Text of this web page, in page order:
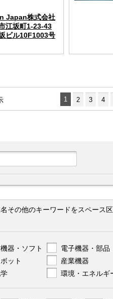
Japan株式会社
江坂町1-23-43
ビル10F1003号
1 2 3 4
その他のキーワードをスペース
器・ソフト
電子機器・部品
ット
産業機器
環境・エネルギ